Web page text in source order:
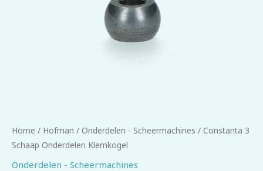
Home / Hofman / Onderdelen - Scheermachines / Constanta 3
Schaap Onderdelen Klemkogel
Onderdelen - Scheermachines